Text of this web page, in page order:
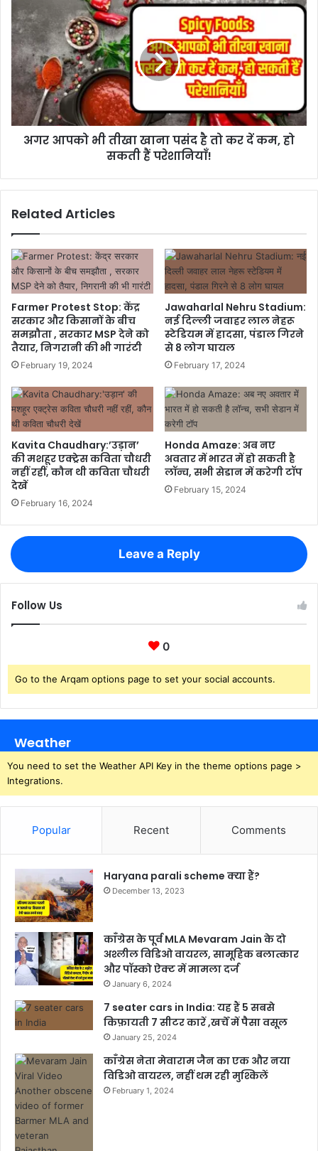
अगर आपको भी तीखा खाना पसंद है तो कर दें कम, हो
सकती हैं परेशानियाँ!
Related Articles
Farmer Protest Stop: केंद्र
सरकार और किसानों के बीच
समझौता , सरकार MSP देने को
तैयार, निगरानी की भी गारंटी
February 19, 2024
Jawaharlal Nehru Stadium:
नई दिल्ली जवाहर लाल नेहरू
स्टेडियम में हादसा, पंडाल गिरने
से 8 लोग घायल
February 17, 2024
Kavita Chaudhary:’उड़ान’
की मशहूर एक्ट्रेस कविता चौधरी
नहीं रहीं, कौन थी कविता चौधरी
देखें
February 16, 2024
Honda Amaze: अब नए
अ‌वतार में भारत में हो सकती है
लॉन्च, सभी सेडान में करेगी टॉप
February 15, 2024
Leave a Reply
Follow Us
0
Go to the Arqam options page to set your social accounts.
Weather
You need to set the Weather API Key in the theme options page >
Integrations.
Popular Recent Comments
Haryana parali scheme क्या हैं?
December 13, 2023
काँग्रेस के पूर्व MLA Mevaram Jain के दो
अश्लील विडिओ वायरल, सामूहिक बलात्कार
और पॉस्को ऐक्ट में मामला दर्ज
January 6, 2024
7 seater cars in India: यह हैं 5 सबसे
किफ़ायती 7 सीटर कारें ,खर्चें में पैसा वसूल
January 25, 2024
काँग्रेस नेता मेवाराम जैन का एक और नया
विडिओ वायरल, नहीं थम रही मुश्किलें
February 1, 2024